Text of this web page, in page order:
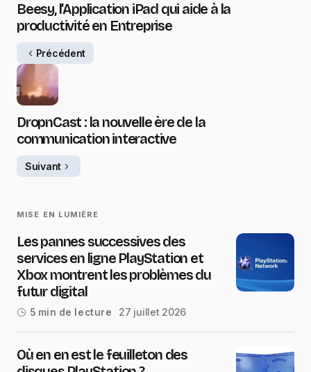
Beesy, l’Application iPad qui aide à la
productivité en Entreprise
Précédent
DropnCast : la nouvelle ère de la
communication interactive
Suivant
MISE EN LUMIÈRE
Les pannes successives des
services en ligne PlayStation et
Xbox montrent les problèmes du
futur digital
5 min de lecture 27 juillet 2026
Où en en est le feuilleton des